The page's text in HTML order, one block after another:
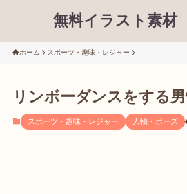
無料イラスト素
ホーム スポーツ・趣味・レジャー
リンボーダンスをする
スポーツ・趣味・レジャー 人物・ポーズ